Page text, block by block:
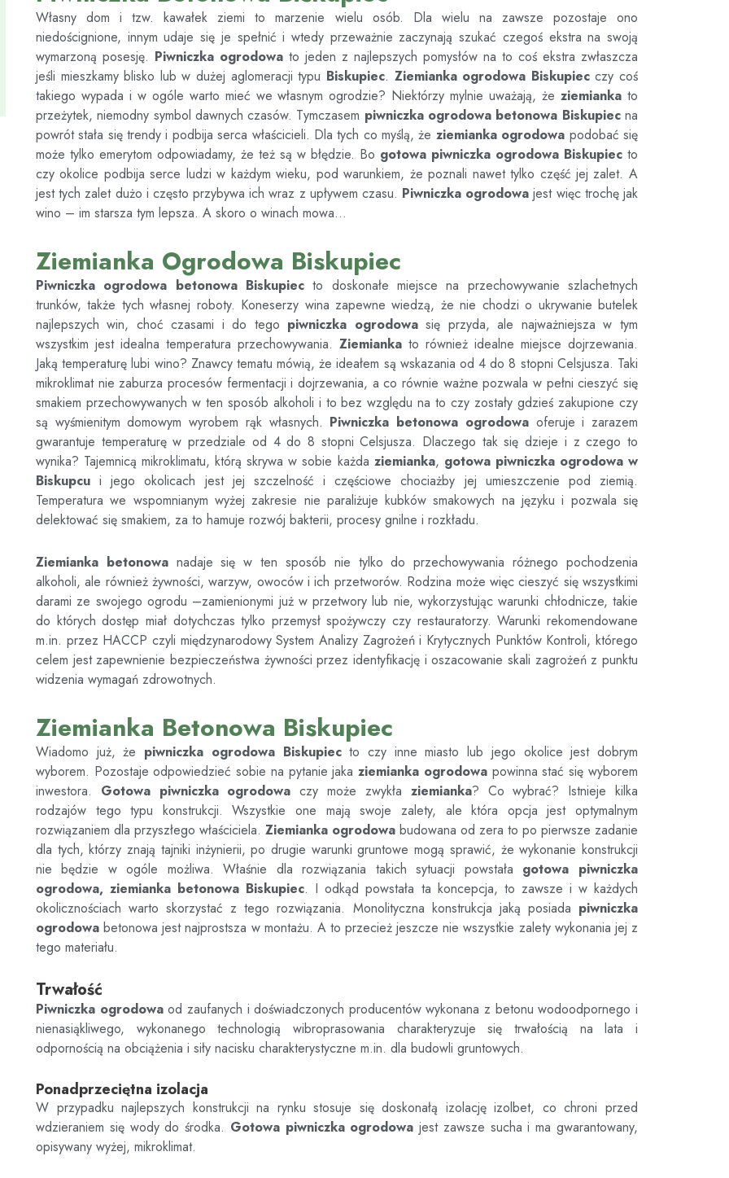
Własny dom i tzw. kawałek ziemi to marzenie wielu osób. Dla wielu na zawsze pozostaje ono
niedoścignione, innym udaje się je spełnić i wtedy przeważnie zaczynają szukać czegoś ekstra na swoją
wymarzoną posesję. Piwniczka ogrodowato jeden z najlepszych pomysłów na to coś ekstra zwłaszcza
jeśli mieszkamy blisko lub w dużej aglomeracji typu Biskupiec. Ziemianka ogrodowa Biskupiecczy coś
takiego wypada i w ogóle warto mieć we własnym ogrodzie? Niektórzy mylnie uważają, żeziemianka to
przeżytek, niemodny symbol dawnych czasów. Tymczasem piwniczka ogrodowa betonowa Biskupiec na
powrót stała się trendy i podbija serca właścicieli. Dla tych co myślą, że ziemianka ogrodowa podobać się
może tylko emerytom odpowiadamy, że też są w błędzie. Bo gotowa piwniczka ogrodowa Biskupiec to
czy okolice podbija serce ludzi w każdym wieku, pod warunkiem, że poznali nawet tylko część jej zalet. A
jest tych zalet dużo i często przybywa ich wraz z upływem czasu. Piwniczka ogrodowa jest więc trochę jak
wino – im starsza tym lepsza. A skoro o winach mowa…
Ziemianka Ogrodowa Biskupiec
Piwniczka ogrodowa betonowa Biskupiecto doskonałe miejsce na przechowywanie szlachetnych
trunków, także tych własnej roboty. Koneserzy wina zapewne wiedzą, że nie chodzi o ukrywanie butelek
najlepszych win, choć czasami i do tego piwniczka ogrodowasię przyda, ale najważniejsza w tym
wszystkim jest idealna temperatura przechowywania. Ziemiankato również idealne miejsce dojrzewania.
Jaką temperaturę lubi wino? Znawcy tematu mówią, że ideałem są wskazania od 4 do 8 stopni Celsjusza. Taki
mikroklimat nie zaburza procesów fermentacji i dojrzewania, a co równie ważne pozwala w pełni cieszyć się
smakiem przechowywanych w ten sposób alkoholi i to bez względu na to czy zostały gdzieś zakupione czy
są wyśmienitym domowym wyrobem rąk własnych. Piwniczka betonowa ogrodowaoferuje i zarazem
gwarantuje temperaturę w przedziale od 4 do 8 stopni Celsjusza. Dlaczego tak się dzieje i z czego to
wynika? Tajemnicą mikroklimatu, którą skrywa w sobie każda ziemianka, gotowa piwniczka ogrodowa w
Biskupcui jego okolicach jest jej szczelność i częściowe chociażby jej umieszczenie pod ziemią.
Temperatura we wspomnianym wyżej zakresie nie paraliżuje kubków smakowych na języku i pozwala się
delektować się smakiem, za to hamuje rozwój bakterii, procesy gnilne i rozkładu.
Ziemianka betonowanadaje się w ten sposób nie tylko do przechowywania różnego pochodzenia
alkoholi, ale również żywności, warzyw, owoców i ich przetworów. Rodzina może więc cieszyć się wszystkimi
darami ze swojego ogrodu –zamienionymi już w przetwory lub nie, wykorzystując warunki chłodnicze, takie
do których dostęp miał dotychczas tylko przemysł spożywczy czy restauratorzy. Warunki rekomendowane
m.in. przez HACCP czyli międzynarodowy System Analizy Zagrożeń i Krytycznych Punktów Kontroli, którego
celem jest zapewnienie bezpieczeństwa żywności przez identyfikację i oszacowanie skali zagrożeń z punktu
widzenia wymagań zdrowotnych.
Ziemianka Betonowa Biskupiec
Wiadomo już, że piwniczka ogrodowa Biskupiecto czy inne miasto lub jego okolice jest dobrym
wyborem. Pozostaje odpowiedzieć sobie na pytanie jakaziemianka ogrodowapowinna stać się wyborem
inwestora. Gotowa piwniczka ogrodowa czy może zwykła ziemianka? Co wybrać? Istnieje kilka
rodzajów tego typu konstrukcji. Wszystkie one mają swoje zalety, ale która opcja jest optymalnym
rozwiązaniem dla przyszłego właściciela. Ziemianka ogrodowabudowana od zera to po pierwsze zadanie
dla tych, którzy znają tajniki inżynierii, po drugie warunki gruntowe mogą sprawić, że wykonanie konstrukcji
nie będzie w ogóle możliwa. Właśnie dla rozwiązania takich sytuacji powstała gotowa piwniczka
ogrodowa, ziemianka betonowa Biskupiec. I odkąd powstała ta koncepcja, to zawsze i w każdych
okolicznościach warto skorzystać z tego rozwiązania. Monolityczna konstrukcja jaką posiada piwniczka
ogrodowabetonowa jest najprostsza w montażu. A to przecież jeszcze nie wszystkie zalety wykonania jej z
tego materiału.
Trwałość
Piwniczka ogrodowaod zaufanych i doświadczonych producentów wykonana z betonu wodoodpornego i
nienasiąkliwego, wykonanego technologią wibroprasowania charakteryzuje się trwałością na lata i
odpornością na obciążenia i siły nacisku charakterystyczne m.in. dla budowli gruntowych.
Ponadprzeciętna izolacja
W przypadku najlepszych konstrukcji na rynku stosuje się doskonałą izolację izolbet, co chroni przed
wdzieraniem się wody do środka. Gotowa piwniczka ogrodowa jest zawsze sucha i ma gwarantowany,
opisywany wyżej, mikroklimat.